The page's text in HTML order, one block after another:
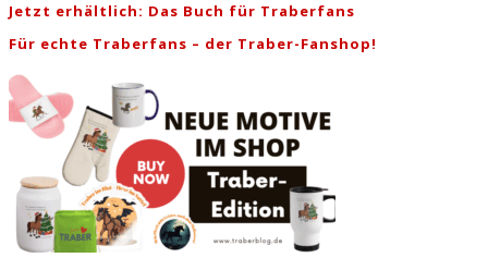
Jetzt erhältlich: Das Buch für Traberfans
Für echte Traberfans – der Traber-Fanshop!